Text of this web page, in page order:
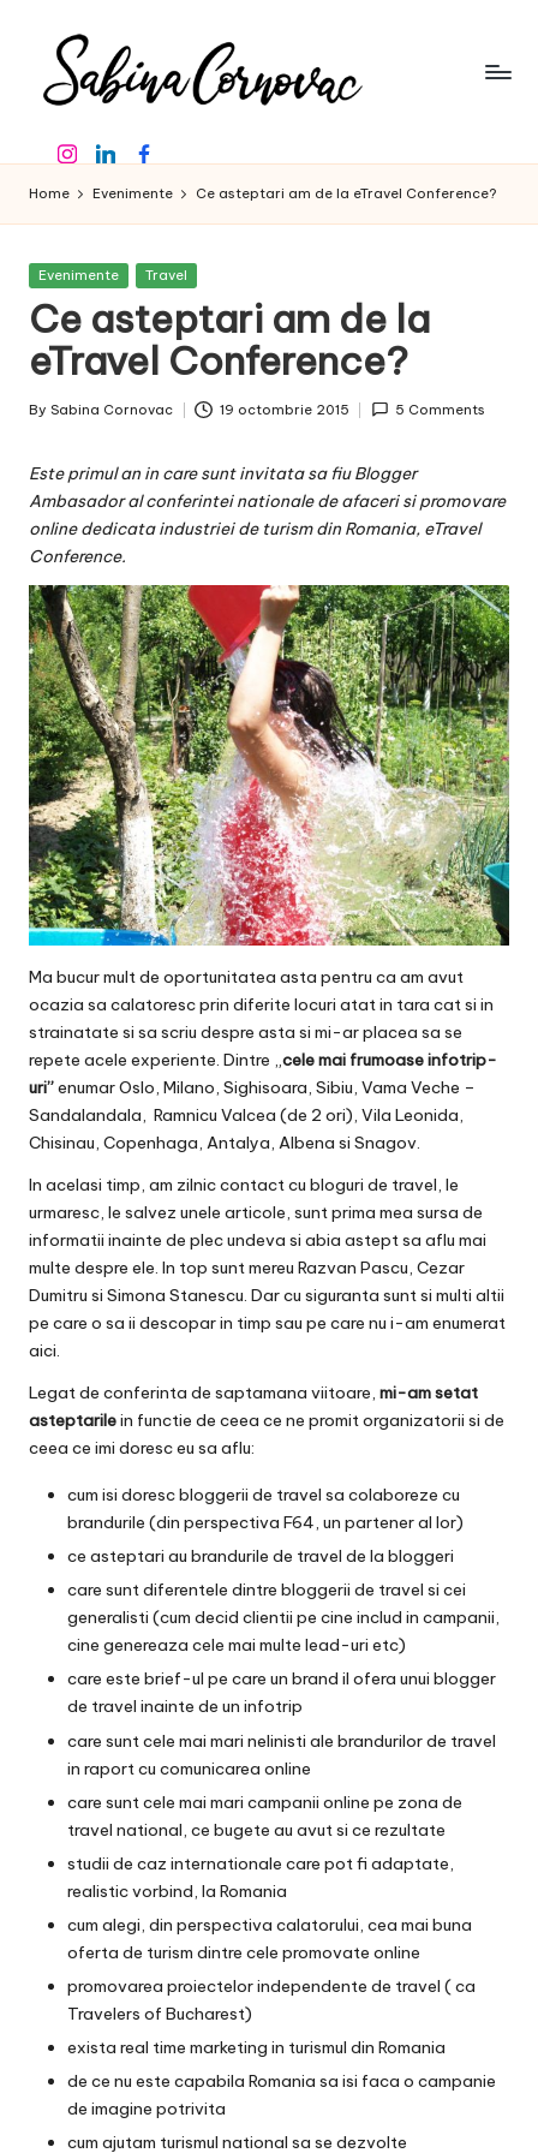
content
a
b
in
a
C
o
r
n
o
v
a
c
O
nl
in
e
creator
de
16
-
InstagramLinkedinFacebook
Home Evenimente Ce asteptari am de la eTravel Conference?
Posted
Evenimente Travel
Ce asteptari am de la
eTravel Conference?
Posted
By Sabina Cornovac 19 octombrie 2015 5 Comments
Este primul an in care sunt invitata sa fiu Blogger
Ambasador al conferintei nationale de afaceri si promovare
online dedicata industriei de turism din Romania, eTravel
Conference.
Ma bucur mult de oportunitatea asta pentru ca am avut
ocazia sa calatoresc prin diferite locuri atat in tara cat si in
strainatate si sa scriu despre asta si mi-ar placea sa se
repete acele experiente. Dintre „cele mai frumoase infotrip-
uri”enumarOslo, Milano, Sighisoara, Sibiu, Vama Veche –
Sandalandala, Ramnicu Valcea (de 2 ori), Vila Leonida,
Chisinau, Copenhaga, Antalya, Albena si Snagov.
In acelasi timp, am zilnic contact cu bloguri de travel, le
urmaresc, le salvez unele articole, sunt prima mea sursa de
informatii inainte de plec undeva si abia astept sa aflu mai
multe despre ele. In top sunt mereu Razvan Pascu, Cezar
Dumitru si Simona Stanescu. Dar cu siguranta sunt si multi altii
pe care o sa ii descopar in timp sau pe care nu i-am enumerat
aici.
Legat de conferinta de saptamana viitoare, mi-am setat
asteptarilein functie de ceea ce ne promit organizatorii si de
ceea ce imi doresc eu sa aflu:
cum isi doresc bloggerii de travel sa colaboreze cu
brandurile (din perspectiva F64, un partener al lor)
ce asteptari au brandurile de travel de la bloggeri
care sunt diferentele dintre bloggerii de travel si cei
generalisti (cum decid clientii pe cine includ in campanii,
cine genereaza cele mai multe lead-uri etc)
care este brief-ul pe care un brand il ofera unui blogger
de travel inainte de un infotrip
care sunt cele mai mari nelinisti ale brandurilor de travel
in raport cu comunicarea online
care sunt cele mai mari campanii online pe zona de
travel national, ce bugete au avut si ce rezultate
studii de caz internationale care pot fi adaptate,
realistic vorbind, la Romania
cum alegi, din perspectiva calatorului, cea mai buna
oferta de turism dintre cele promovate online
promovarea proiectelor independente de travel ( ca
Travelers of Bucharest)
exista real time marketing in turismul din Romania
de ce nu este capabila Romania sa isi faca o campanie
de imagine potrivita
cum ajutam turismul national sa se dezvolte